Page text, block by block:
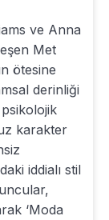
ve Anna
Met
ötesine
derinliği
karakter
iddialı stil
‘Moda